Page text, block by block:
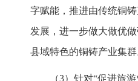
字赋能，推进由传统铜
发展，进一步做大做优
县域特色的铜铸产业集群
（3）针对“促进旅